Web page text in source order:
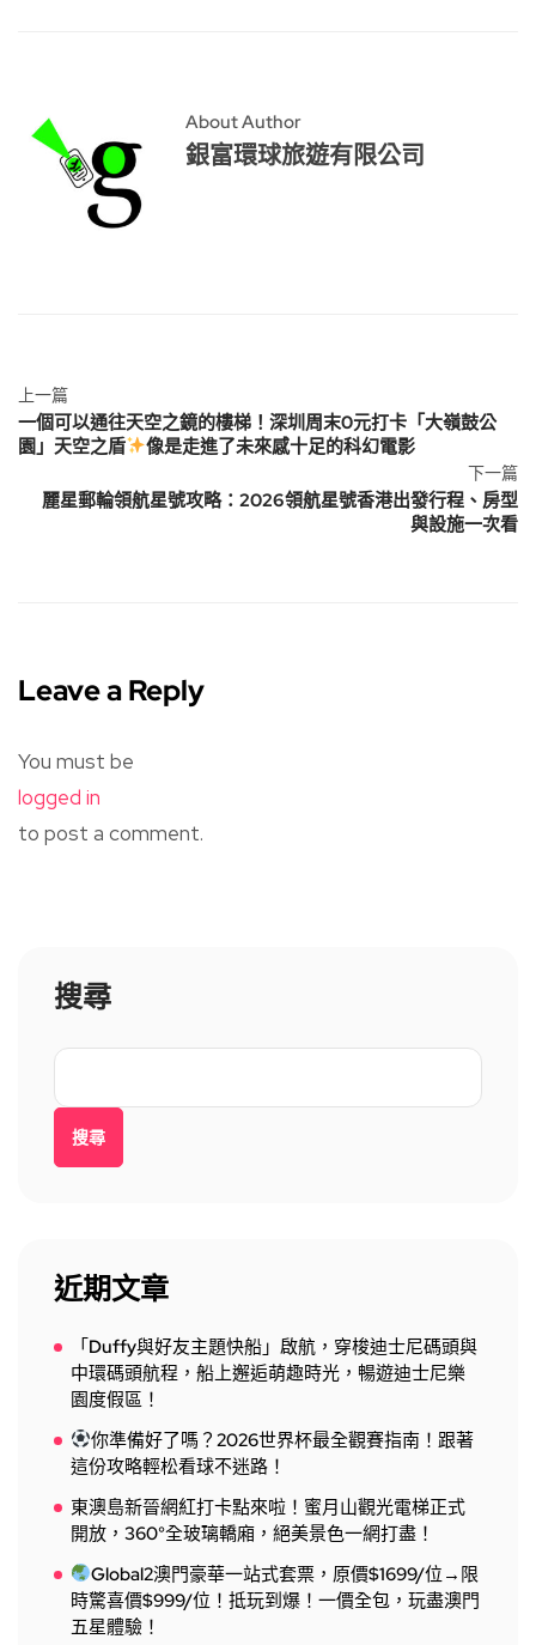
About Author
銀富環球旅遊有限公司
上一篇
一個可以通往天空之鏡的樓梯！深圳周末0元打卡「大嶺鼓公
園」天空之盾
像是走進了未來感十足的科幻電影
下一篇
麗星郵輪領航星號攻略：2026領航星號香港出發行程、房型
與設施一次看
Leave a Reply
You must be
logged in
to post a comment.
搜尋
搜尋
近期文章
「Duffy與好友主題快船」啟航，穿梭迪士尼碼頭與
中環碼頭航程，船上邂逅萌趣時光，暢遊迪士尼樂
園度假區！
你準備好了嗎？2026世界杯最全觀賽指南！跟著
這份攻略輕松看球不迷路！
東澳島新晉網紅打卡點來啦！蜜月山觀光電梯正式
開放，360°全玻璃轎廂，絕美景色一網打盡！
Global2澳門豪華一站式套票，原價$1699/位→限
時驚喜價$999/位！抵玩到爆！一價全包，玩盡澳門
五星體驗！